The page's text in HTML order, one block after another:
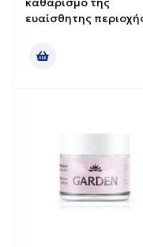
ευαίσθητης